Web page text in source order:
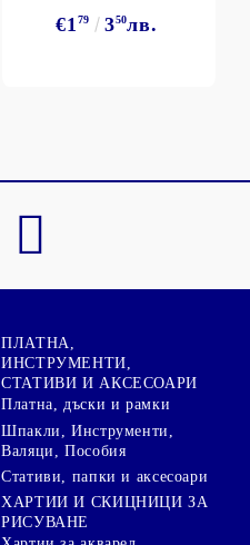
€1 79 350лв.
ПЛАТНА,
ИНСТРУМЕНТИ,
СТАТИВИ И АКСЕСОАРИ
Платна, дъски и рамки
Шпакли, Инструменти,
Валяци, Пособия
Стативи, папки и аксесоари
ХАРТИИ И СКИЦНИЦИ ЗА
РИСУВАНЕ